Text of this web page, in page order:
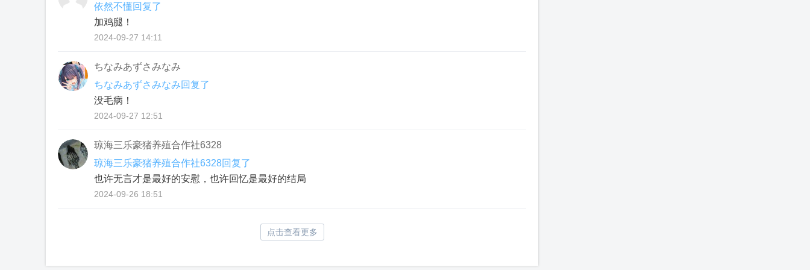
依然不懂回复了
加鸡腿！
2024-09-27 14:11
ちなみあずさみなみ
ちなみあずさみなみ回复了
没毛病！
2024-09-27 12:51
琼海三乐豪猪养殖合作社6328
琼海三乐豪猪养殖合作社6328回复了
也许⽆⾔才是最好的安慰，也许回忆是最好的结局
2024-09-26 18:51
点击查看更多